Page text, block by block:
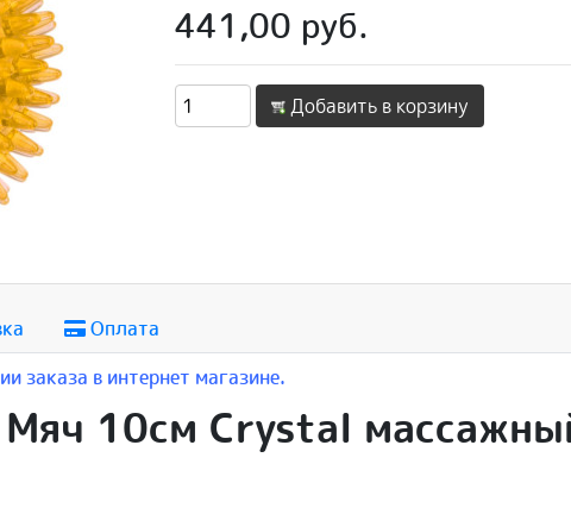
441,00 руб.
Добавить в корзину
Оплата
заказа в интернет магазине.
10см Crystal